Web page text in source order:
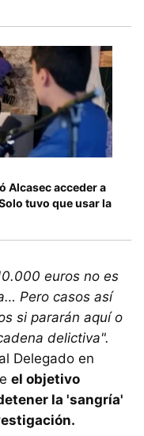
Alcasec acceder a
tuvo que usar la
euros no es
Pero casos así
si pararán aquí o
delictiva".
Delegado en
el objetivo
la 'sangría'